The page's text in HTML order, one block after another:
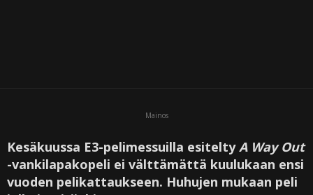
Mainos
Kesäkuussa E3-pelimessuilla esiteltyA Way Out
-vankilapakopeli ei välttämättä kuulukaan ensi
vuoden pelikattaukseen. Huhujen mukaan peli